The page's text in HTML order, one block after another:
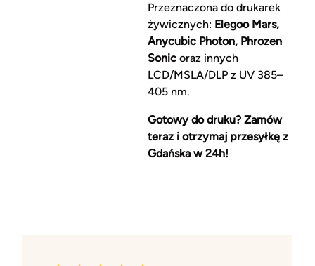
Przeznaczona do drukarek
żywicznych: Elegoo Mars,
Anycubic Photon, Phrozen
Sonicoraz innych
LCD/MSLA/DLP z UV 385–
405 nm.
Gotowy do druku? Zamów
teraz i otrzymaj przesyłkę z
Gdańska w 24h!